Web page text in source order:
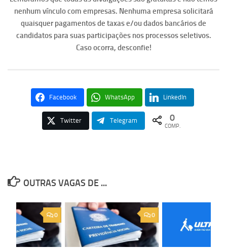
nenhum vínculo com empresas. Nenhuma empresa solicitará
quaisquer pagamentos de taxas e/ou dados bancários de
candidatos para suas participações nos processos seletivos.
Caso ocorra, desconfie!
Facebook WhatsApp LinkedIn
Twitter Telegram 0
COMP.
OUTRAS VAGAS DE ...
0
0